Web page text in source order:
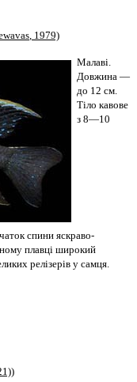
, 1979)
Малаві.
Довжина —
до 12 см.
Тіло кавове
з 8—10
спини яскраво-
плавці широкий
релізерів у самця.